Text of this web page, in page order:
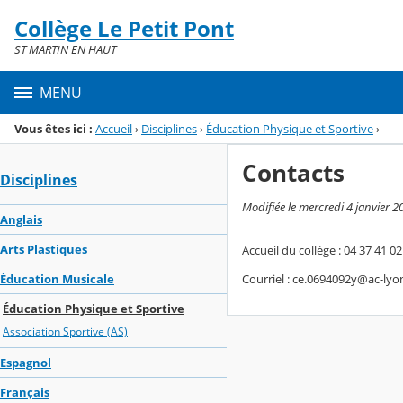
Menu de la rubrique
Contenu
Collège Le Petit Pont
ST MARTIN EN HAUT
MENU
Vous êtes ici : Accueil› Disciplines› Éducation Physique et Sportive›
Disciplines
Anglais
Arts Plastiques
Éducation Musicale
Éducation Physique et Sportive
Association Sportive (AS)
Espagnol
Français
Contacts
Modifiée le mercredi 4 janvier
Accueil du collège : 04 37 41
Courriel : ce.0694092y@ac-